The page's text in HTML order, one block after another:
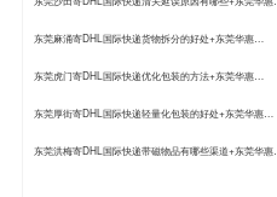
东莞麻涌寄DHL国际快递货物拆分的好处+东莞华惠…
东莞虎门寄DHL国际快递优化包装的方法+东莞华惠…
东莞厚街寄DHL国际快递轻量化包装的好处+东莞华惠…
东莞洪梅寄DHL国际快递带磁物品有哪些渠道+东莞华惠…